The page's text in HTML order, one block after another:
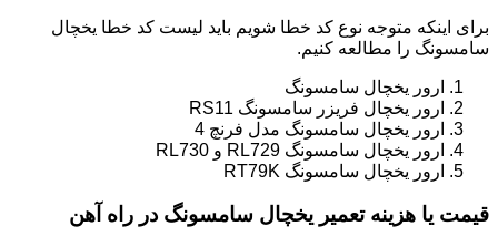
برای اینکه متوجه نوع کد خطا شویم باید لیست کد خطا یخچال
سامسونگ را مطالعه کنیم.
ارور یخچال سامسونگ
ارور یخچال فریزر سامسونگ RS11
ارور یخچال سامسونگ مدل فرنچ 4
ارور یخچال سامسونگ RL729 و RL730
ارور یخچال سامسونگ RT79K
قیمت یا هزینه تعمیر یخچال سامسونگ در راه آهن